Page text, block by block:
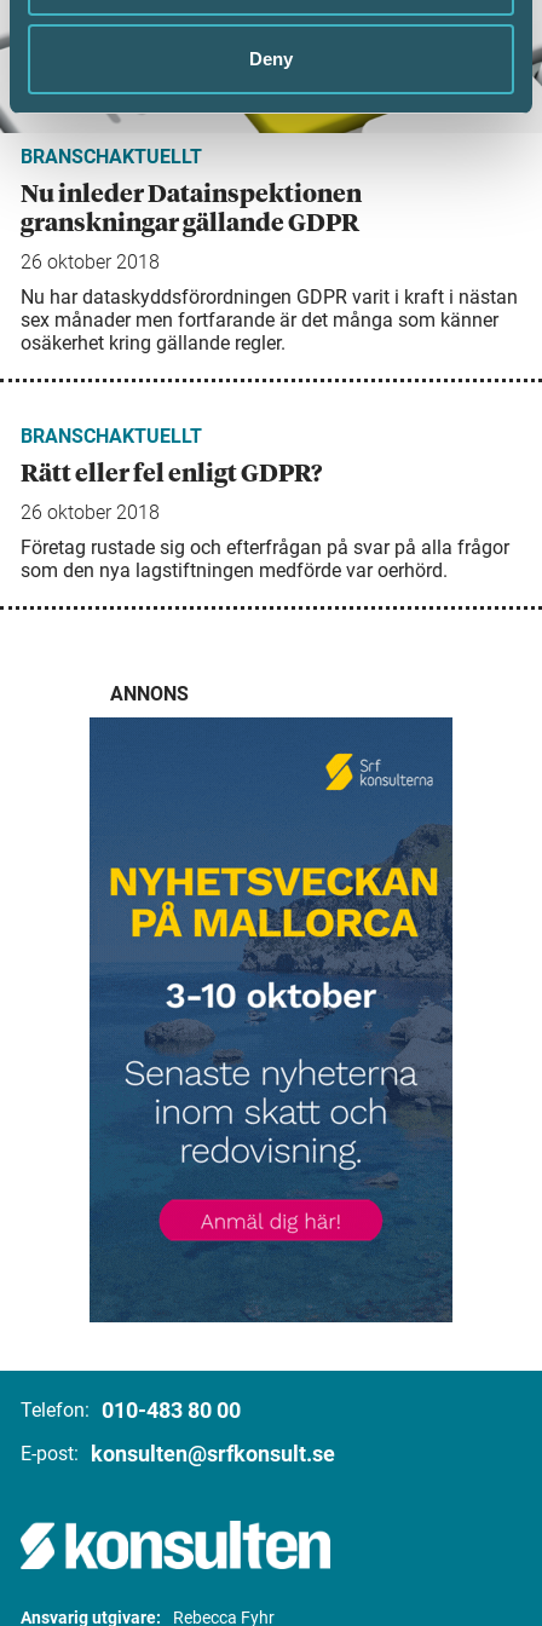
Deny
BRANSCHAKTUELLT
Nu inleder Datainspektionen
granskningar gällande GDPR
26 oktober 2018
Nu har dataskyddsförordningen GDPR varit i kraft i nästan
sex månader men fortfarande är det många som känner
osäkerhet kring gällande regler.
BRANSCHAKTUELLT
Rätt eller fel enligt GDPR?
26 oktober 2018
Företag rustade sig och efterfrågan på svar på alla frågor
som den nya lagstiftningen medförde var oerhörd.
ANNONS
Telefon: 010-483 80 00
E-post: konsulten@srfkonsult.se
Ansvarig utgivare: Rebecca Fyhr